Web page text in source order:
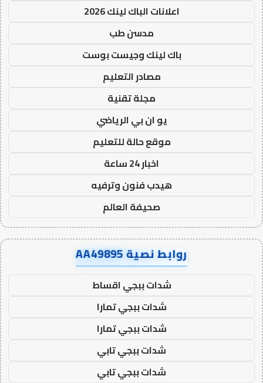
اعلانات الباك لينك 2026
مدسن طب
باك لينك وجيست بوست
مصادر التعليم
مجلة تقنية
يو ان بي الرياضي
موقع حالة للتعليم
اخبار 24 ساعة
هيدب فنون وترفيه
صحيفة العالم
روابط نصية AA49895
شدات ببجي اقساط
شدات ببجي تمارا
شدات ببجي تمارا
شدات ببجي تابي
شدات ببجي تابي